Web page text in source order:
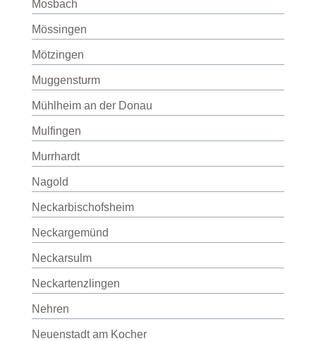
Mosbach
Mössingen
Mötzingen
Muggensturm
Mühlheim an der Donau
Mulfingen
Murrhardt
Nagold
Neckarbischofsheim
Neckargemünd
Neckarsulm
Neckartenzlingen
Nehren
Neuenstadt am Kocher